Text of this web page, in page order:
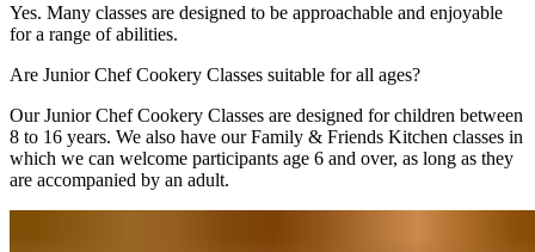
Yes. Many classes are designed to be approachable and enjoyable
for a range of abilities.​​​​‌ ‍ ​‍​‍‌‍ ‌ ​‍‌‍‍‌‌‍‌ ‌‍‍‌‌‍ ‍​‍​‍​ ‍‍​‍​‍‌ ​ ‌‍​‌‌‍ ‍‌‍‍‌‌ ‌​‌ ‍‌​‍ ‍‌‍‍‌‌‍ ​‍​‍​‍ ​​‍​‍‌‍‍​‌ ​‍‌‍‌‌‌‍‌‍​‍​‍​ ‍‍​‍​‍‌‍‍​‌ ‌​‌ ‌​‌ ​​‌ ​ ​ ‍‍​‍ ​‍ ‌‍ ​​‍ ‌‌‍​‌‌‍ ‍‌‍‌​​‍ ‌‌ ​‍​‍ ‌‌‍‍​‌‍ ‌ ‌​‌‍‌‌‌‍ ​‌ ​ ​‍ ‌‌ ​ ‌ ‌​‌ ‌‌‌‍‌​‌‍‍‌‌‍ ​‍ ‍‌ ‌‍‌‍‌‌‌ ​‍‌‍​ ‌‍‌‌‌‍ ​​‍ ‍‌‍​‌‌ ​​‌ ​​​‍ ‌‍‍‌‌‍ ‍‌ ‌​‌‍‌‌‌‍ ‍‌ ‌​​‍ ‌‍‌‌‌‍‌​‌‍‍‌‌ ‌​​‍ ‌‍ ‌‌‍ ‌‍‌​‌‍‌‌​ ‌‌ ​​‌ ​‍‌‍‌‌‌ ​ ‌‍‌‌‌‍ ‍‌ ‌​‌‍​‌‌ ‌​‌‍‍‌‌‍ ‌‍ ‍​ ‍ ‌‍‍‌‌‍‌​​ ‌​ ‍‌​ ​ ‌‍‌​​ ‍‌‌‍​ ‌‍‌​​ ​​‌‍​‍​‍ ‌​ ‌​​ ‌‌‌‍‌‌‌‍‌​​‍ ‌​ ‌​​ ​ ‌‍‌​​ ​‌​‍ ‌‌‍​‌‌‍‌‌​ ‌​​ ‌‍​‍ ‌​ ​ ​ ‌ ​ ​‍​ ‌​​ ‌ ​ ​‍‌‍‌‌​ ‌ ​ ​‍​ ‍‌​ ​​‌‍​‍​ ‍ ‌ ‌​‌ ‍‌‌ ​​‌‍‌‌​ ‌‌‍‍​‌‍ ‌ ‌​‌‍‌‌‌‍ ​‌​‌‍‌‍​‌‌ ​‌​ ‍ ‌ ​​‌‍​‌‌ ‌​‌‍‍​​ ‌‌‍​‌‌‍ ‍‌ ​ ‌ ‌ ‌‍‌‌‌ ​‍​‍‌‌​ ‌‌‌​​‍‌‌ ‌‍‍ ‌‍‌‌‌ ‍‌​‍‌‌​ ​ ‌​‌​​‍‌‌​ ​ ‌​‌​​‍‌‌​ ​‍​ ​‍​ ‌​​ ‍‌‌‍‌​​ ‍‌‌‍​‍​ ​‌​ ‌‌​ ​‌​ ​‍​ ‌‌​ ‌‍‌‍‌‍​‍‌‌​ ​‍​ ​‍​‍‌‌​ ‌‌‌​‌​​‍ ‍‌‍​ ‌‍‍​‌‍‍‌‌‍ ​‌‍‌​‌ ​‍‌‍‌‌‌‍ ‍​‍‌‌​ ‌‌‌​​‍‌‌ ‌‍‍ ‌‍‌‌‌ ‍‌​‍‌‌​ ​ ‌​‌​​‍‌‌​ ​ ‌​‌​​‍‌‌​ ​‍​ ​‍​ ‍​‌‍​‍​ ‍‌​ ‍​​ ​‍​ ‌‌‌‍‌‍‌‍​ ​ ‌‌​ ‌‌​ ‌ ​ ​‌​‍‌‌​ ​‍​ ​‍​‍‌‌​ ‌‌‌​‌​​‍ ‍‌ ‌​‌‍‌‌‌ ‍​‌ ‌​​ ‌‍​‍‌‍​‌‌ ​ ‌‍‌‌‌‌‌‌‌ ​‍‌‍ ​​ ‌‌‍‍​‌ ‌​‌ ‌​‌ ​​‌ ​ ​‍‌‌​ ​ ‌​​‌​‍‌‌​ ​‍‌​‌‍​‍‌‌​ ​‍‌​‌‍‌‍ ​​‍ ‌‌‍​‌‌‍ ‍‌‍‌​​‍ ‌‌ ​‍​‍ ‌‌‍‍​‌‍ ‌ ‌​‌‍‌‌‌‍ ​‌ ​ ​‍ ‌‌ ​ ‌ ‌​‌ ‌‌‌‍‌​‌‍‍‌‌‍ ​‍ ‍‌ ‌‍‌‍‌‌‌ ​‍‌‍​ ‌‍‌‌‌‍ ​​‍ ‍‌‍​‌‌ ​​‌ ​​​‍‌‍‌‍‍‌‌‍‌​​ ‌​ ‍‌​ ​ ‌‍‌​​ ‍‌‌‍​ ‌‍‌​​ ​​‌‍​‍​‍ ‌​ ‌​​ ‌‌‌‍‌‌‌‍‌​​‍ ‌​ ‌​​ ​ ‌‍‌​​ ​‌​‍ ‌‌‍​‌‌‍‌‌​ ‌​​ ‌‍​‍ ‌​ ​ ​ ‌ ​ ​‍​ ‌​​ ‌ ​ ​‍‌‍‌‌​ ‌ ​ ​‍​ ‍‌​ ​​‌‍​‍​‍‌‍‌ ‌​‌ ‍‌‌ ​​‌‍‌‌​ ‌‌‍‍​‌‍ ‌ ‌​‌‍‌‌‌‍ ​‌​‌‍‌‍​‌‌ ​‌​‍‌‍‌ ​​‌‍​‌‌ ‌​‌‍‍​​ ‌‌‍​‌‌‍ ‍‌ ​ ‌ ‌ ‌‍‌‌‌ ​‍​‍‌‌​ ‌‌‌​​‍‌‌ ‌‍‍ ‌‍‌‌‌ ‍‌​‍‌‌​ ​ ‌​‌​​‍‌‌​ ​ ‌​‌​​‍‌‌​ ​‍​ ​‍​ ‌​​ ‍‌‌‍‌​​ ‍‌‌‍​‍​ ​‌​ ‌‌​ ​‌​ ​‍​ ‌‌​ ‌‍‌‍‌‍​‍‌‌​ ​‍​ ​‍​‍‌‌​ ‌‌‌​‌​​‍ ‍‌‍​ ‌‍‍​‌‍‍‌‌‍ ​‌‍‌​‌ ​‍‌‍‌‌‌‍ ‍​‍‌‌​ ‌‌‌​​‍‌‌ ‌‍‍ ‌‍‌‌‌ ‍‌​‍‌‌​ ​ ‌​‌​​‍‌‌​ ​ ‌​‌​​‍‌‌​ ​‍​ ​‍​ ‍​‌‍​‍​ ‍‌​ ‍​​ ​‍​ ‌‌‌‍‌‍‌‍​ ​ ‌‌​ ‌‌​ ‌ ​ ​‌​‍‌‌​ ​‍​ ​‍​‍‌‌​ ‌‌‌​‌​​‍ ‍‌ ‌​‌‍‌‌‌ ‍​‌ ‌​​‍‌‍‌ ​​‌‍‌‌‌ ​‍‌ ​ ‌ ​​‌‍‌‌‌‍​ ‌ ‌​‌‍‍‌‌ ‌‍‌‍‌‌​ ‌‌ ​​‌ ‌‌‌‍​‍‌‍ ​‌‍‍‌‌ ​ ‌‍‍​‌‍‌‌‌‍‌​​‍​‍‌ ‌
Are Junior Chef Cookery Classes suitable for all ages?​​​​‌ ‍ ​‍​‍‌‍ ‌ ​‍‌‍‍‌‌‍‌ ‌‍‍‌‌‍ ‍​‍​‍​ ‍‍​‍​‍‌ ​ ‌‍​‌‌‍ ‍‌‍‍‌‌ ‌​‌ ‍‌​‍ ‍‌‍‍‌‌‍ ​‍​‍​‍ ​​‍​‍‌‍‍​‌ ​‍‌‍‌‌‌‍‌‍​‍​‍​ ‍‍​‍​‍‌‍‍​‌ ‌​‌ ‌​‌ ​​‌ ​ ​ ‍‍​‍ ​‍ ‌‍ ​​‍ ‌‌‍​‌‌‍ ‍‌‍‌​​‍ ‌‌ ​‍​‍ ‌‌‍‍​‌‍ ‌ ‌​‌‍‌‌‌‍ ​‌ ​ ​‍ ‌‌ ​ ‌ ‌​‌ ‌‌‌‍‌​‌‍‍‌‌‍ ​‍ ‍‌ ‌‍‌‍‌‌‌ ​‍‌‍​ ‌‍‌‌‌‍ ​​‍ ‍‌‍​‌‌ ​​‌ ​​​‍ ‌‍‍‌‌‍ ‍‌ ‌​‌‍‌‌‌‍ ‍‌ ‌​​‍ ‌‍‌‌‌‍‌​‌‍‍‌‌ ‌​​‍ ‌‍ ‌‌‍ ‌‍‌​‌‍‌‌​ ‌‌ ​​‌ ​‍‌‍‌‌‌ ​ ‌‍‌‌‌‍ ‍‌ ‌​‌‍​‌‌ ‌​‌‍‍‌‌‍ ‌‍ ‍​ ‍ ‌‍‍‌‌‍‌​​ ‌​ ​‍​ ​​‌‍​‌​ ‍​​ ​​​ ‍​​ ‌ ‌‍‌‌​‍ ‌‌‍‌‌‌‍‌‍‌‍​‍​ ​‍​‍ ‌​ ‌​‌‍‌‌​ ‍‌‌‍‌‌​‍ ‌‌‍​‍​ ‌ ​ ‌‍‌‍​‍​‍ ‌‌‍​ ‌‍​‌​ ​ ​ ​‌​ ‌‌‌‍‌‍‌‍‌​​ ‍‌‌‍‌​​ ​​​ ​‍​ ‌​​ ‍ ‌ ‌​‌ ‍‌‌ ​​‌‍‌‌​ ‌‌‍‍​‌‍ ‌ ‌​‌‍‌‌‌‍ ​‌​‌‍‌‍​‌‌ ​‌​ ‍ ‌ ​​‌‍​‌‌ ‌​‌‍‍​​ ‌‌ ​‌‌ ‌‌‌‍‌‌‌ ​ ‌ ‌​‌‍‍‌‌‍ ‌‍ ‍​ ‌‍​‍‌‍​‌‌ ​ ‌‍‌‌‌‌‌‌‌ ​‍‌‍ ​​ ‌‌‍‍​‌ ‌​‌ ‌​‌ ​​‌ ​ ​‍‌‌​ ​ ‌​​‌​‍‌‌​ ​‍‌​‌‍​‍‌‌​ ​‍‌​‌‍‌‍ ​​‍ ‌‌‍​‌‌‍ ‍‌‍‌​​‍ ‌‌ ​‍​‍ ‌‌‍‍​‌‍ ‌ ‌​‌‍‌‌‌‍ ​‌ ​ ​‍ ‌‌ ​ ‌ ‌​‌ ‌‌‌‍‌​‌‍‍‌‌‍ ​‍ ‍‌ ‌‍‌‍‌‌‌ ​‍‌‍​ ‌‍‌‌‌‍ ​​‍ ‍‌‍​‌‌ ​​‌ ​​​‍‌‍‌‍‍‌‌‍‌​​ ‌​ ​‍​ ​​‌‍​‌​ ‍​​ ​​​ ‍​​ ‌ ‌‍‌‌​‍ ‌‌‍‌‌‌‍‌‍‌‍​‍​ ​‍​‍ ‌​ ‌​‌‍‌‌​ ‍‌‌‍‌‌​‍ ‌‌‍​‍​ ‌ ​ ‌‍‌‍​‍​‍ ‌‌‍​ ‌‍​‌​ ​ ​ ​‌​ ‌‌‌‍‌‍‌‍‌​​ ‍‌‌‍‌​​ ​​​ ​‍​ ‌​​‍‌‍‌ ‌​‌ ‍‌‌ ​​‌‍‌‌​ ‌‌‍‍​‌‍ ‌ ‌​‌‍‌‌‌‍ ​‌​‌‍‌‍​‌‌ ​‌​‍‌‍‌ ​​‌‍​‌‌ ‌​‌‍‍​​ ‌‌ ​‌‌ ‌‌‌‍‌‌‌ ​ ‌ ‌​‌‍‍‌‌‍ ‌‍ ‍​‍‌‍‌ ​​‌‍‌‌‌ ​‍‌ ​ ‌ ​​‌‍‌‌‌‍​ ‌ ‌​‌‍‍‌‌ ‌‍‌‍‌‌​ ‌‌ ​​‌ ‌‌‌‍​‍‌‍ ​‌‍‍‌‌ ​ ‌‍‍​‌‍‌‌‌‍‌​​‍​‍‌ ‌
Our Junior Chef Cookery Classes are designed for children between
8 to 16 years. We also have our Family & Friends Kitchen classes in
which we can welcome participants age 6 and over, as long as they
are accompanied by an adult.​​​​‌ ‍ ​‍​‍‌‍ ‌ ​‍‌‍‍‌‌‍‌ ‌‍‍‌‌‍ ‍​‍​‍​ ‍‍​‍​‍‌ ​ ‌‍​‌‌‍ ‍‌‍‍‌‌ ‌​‌ ‍‌​‍ ‍‌‍‍‌‌‍ ​‍​‍​‍ ​​‍​‍‌‍‍​‌ ​‍‌‍‌‌‌‍‌‍​‍​‍​ ‍‍​‍​‍‌‍‍​‌ ‌​‌ ‌​‌ ​​‌ ​ ​ ‍‍​‍ ​‍ ‌‍ ​​‍ ‌‌‍​‌‌‍ ‍‌‍‌​​‍ ‌‌ ​‍​‍ ‌‌‍‍​‌‍ ‌ ‌​‌‍‌‌‌‍ ​‌ ​ ​‍ ‌‌ ​ ‌ ‌​‌ ‌‌‌‍‌​‌‍‍‌‌‍ ​‍ ‍‌ ‌‍‌‍‌‌‌ ​‍‌‍​ ‌‍‌‌‌‍ ​​‍ ‍‌‍​‌‌ ​​‌ ​​​‍ ‌‍‍‌‌‍ ‍‌ ‌​‌‍‌‌‌‍ ‍‌ ‌​​‍ ‌‍‌‌‌‍‌​‌‍‍‌‌ ‌​​‍ ‌‍ ‌‌‍ ‌‍‌​‌‍‌‌​ ‌‌ ​​‌ ​‍‌‍‌‌‌ ​ ‌‍‌‌‌‍ ‍‌ ‌​‌‍​‌‌ ‌​‌‍‍‌‌‍ ‌‍ ‍​ ‍ ‌‍‍‌‌‍‌​​ ‌​ ​‍​ ​​‌‍​‌​ ‍​​ ​​​ ‍​​ ‌ ‌‍‌‌​‍ ‌‌‍‌‌‌‍‌‍‌‍​‍​ ​‍​‍ ‌​ ‌​‌‍‌‌​ ‍‌‌‍‌‌​‍ ‌‌‍​‍​ ‌ ​ ‌‍‌‍​‍​‍ ‌‌‍​ ‌‍​‌​ ​ ​ ​‌​ ‌‌‌‍‌‍‌‍‌​​ ‍‌‌‍‌​​ ​​​ ​‍​ ‌​​ ‍ ‌ ‌​‌ ‍‌‌ ​​‌‍‌‌​ ‌‌‍‍​‌‍ ‌ ‌​‌‍‌‌‌‍ ​‌​‌‍‌‍​‌‌ ​‌​ ‍ ‌ ​​‌‍​‌‌ ‌​‌‍‍​​ ‌‌‍​‌‌‍ ‍‌ ​ ‌ ‌ ‌‍‌‌‌ ​‍​‍‌‌​ ‌‌‌​​‍‌‌ ‌‍‍ ‌‍‌‌‌ ‍‌​‍‌‌​ ​ ‌​‌​​‍‌‌​ ​ ‌​‌​​‍‌‌​ ​‍​ ​‍​ ​ ​ ‌ ​ ​‌​ ‌ ‌‍​‍‌‍​ ​ ​​‌‍‌​‌‍​‌‌‍‌‍​ ‍‌‌‍‌​​‍‌‌​ ​‍​ ​‍​‍‌‌​ ‌‌‌​‌​​‍ ‍‌‍​ ‌‍‍​‌‍‍‌‌‍ ​‌‍‌​‌ ​‍‌‍‌‌‌‍ ‍​‍‌‌​ ‌‌‌​​‍‌‌ ‌‍‍ ‌‍‌‌‌ ‍‌​‍‌‌​ ​ ‌​‌​​‍‌‌​ ​ ‌​‌​​‍‌‌​ ​‍​ ​‍‌‍​‍​ ‌‍‌‍‌​​ ​ ‌‍‌‍​ ​‌‌‍‌‌​ ‍​‌‍​‍​ ‌​​ ​ ​ ‍‌​‍‌‌​ ​‍​ ​‍​‍‌‌​ ‌‌‌​‌​​‍ ‍‌ ‌​‌‍‌‌‌ ‍​‌ ‌​​ ‌‍​‍‌‍​‌‌ ​ ‌‍‌‌‌‌‌‌‌ ​‍‌‍ ​​ ‌‌‍‍​‌ ‌​‌ ‌​‌ ​​‌ ​ ​‍‌‌​ ​ ‌​​‌​‍‌‌​ ​‍‌​‌‍​‍‌‌​ ​‍‌​‌‍‌‍ ​​‍ ‌‌‍​‌‌‍ ‍‌‍‌​​‍ ‌‌ ​‍​‍ ‌‌‍‍​‌‍ ‌ ‌​‌‍‌‌‌‍ ​‌ ​ ​‍ ‌‌ ​ ‌ ‌​‌ ‌‌‌‍‌​‌‍‍‌‌‍ ​‍ ‍‌ ‌‍‌‍‌‌‌ ​‍‌‍​ ‌‍‌‌‌‍ ​​‍ ‍‌‍​‌‌ ​​‌ ​​​‍‌‍‌‍‍‌‌‍‌​​ ‌​ ​‍​ ​​‌‍​‌​ ‍​​ ​​​ ‍​​ ‌ ‌‍‌‌​‍ ‌‌‍‌‌‌‍‌‍‌‍​‍​ ​‍​‍ ‌​ ‌​‌‍‌‌​ ‍‌‌‍‌‌​‍ ‌‌‍​‍​ ‌ ​ ‌‍‌‍​‍​‍ ‌‌‍​ ‌‍​‌​ ​ ​ ​‌​ ‌‌‌‍‌‍‌‍‌​​ ‍‌‌‍‌​​ ​​​ ​‍​ ‌​​‍‌‍‌ ‌​‌ ‍‌‌ ​​‌‍‌‌​ ‌‌‍‍​‌‍ ‌ ‌​‌‍‌‌‌‍ ​‌​‌‍‌‍​‌‌ ​‌​‍‌‍‌ ​​‌‍​‌‌ ‌​‌‍‍​​ ‌‌‍​‌‌‍ ‍‌ ​ ‌ ‌ ‌‍‌‌‌ ​‍​‍‌‌​ ‌‌‌​​‍‌‌ ‌‍‍ ‌‍‌‌‌ ‍‌​‍‌‌​ ​ ‌​‌​​‍‌‌​ ​ ‌​‌​​‍‌‌​ ​‍​ ​‍​ ​ ​ ‌ ​ ​‌​ ‌ ‌‍​‍‌‍​ ​ ​​‌‍‌​‌‍​‌‌‍‌‍​ ‍‌‌‍‌​​‍‌‌​ ​‍​ ​‍​‍‌‌​ ‌‌‌​‌​​‍ ‍‌‍​ ‌‍‍​‌‍‍‌‌‍ ​‌‍‌​‌ ​‍‌‍‌‌‌‍ ‍​‍‌‌​ ‌‌‌​​‍‌‌ ‌‍‍ ‌‍‌‌‌ ‍‌​‍‌‌​ ​ ‌​‌​​‍‌‌​ ​ ‌​‌​​‍‌‌​ ​‍​ ​‍‌‍​‍​ ‌‍‌‍‌​​ ​ ‌‍‌‍​ ​‌‌‍‌‌​ ‍​‌‍​‍​ ‌​​ ​ ​ ‍‌​‍‌‌​ ​‍​ ​‍​‍‌‌​ ‌‌‌​‌​​‍ ‍‌ ‌​‌‍‌‌‌ ‍​‌ ‌​​‍‌‍‌ ​​‌‍‌‌‌ ​‍‌ ​ ‌ ​​‌‍‌‌‌‍​ ‌ ‌​‌‍‍‌‌ ‌‍‌‍‌‌​ ‌‌ ​​‌ ‌‌‌‍​‍‌‍ ​‌‍‍‌‌ ​ ‌‍‍​‌‍‌‌‌‍‌​​‍​‍‌ ‌